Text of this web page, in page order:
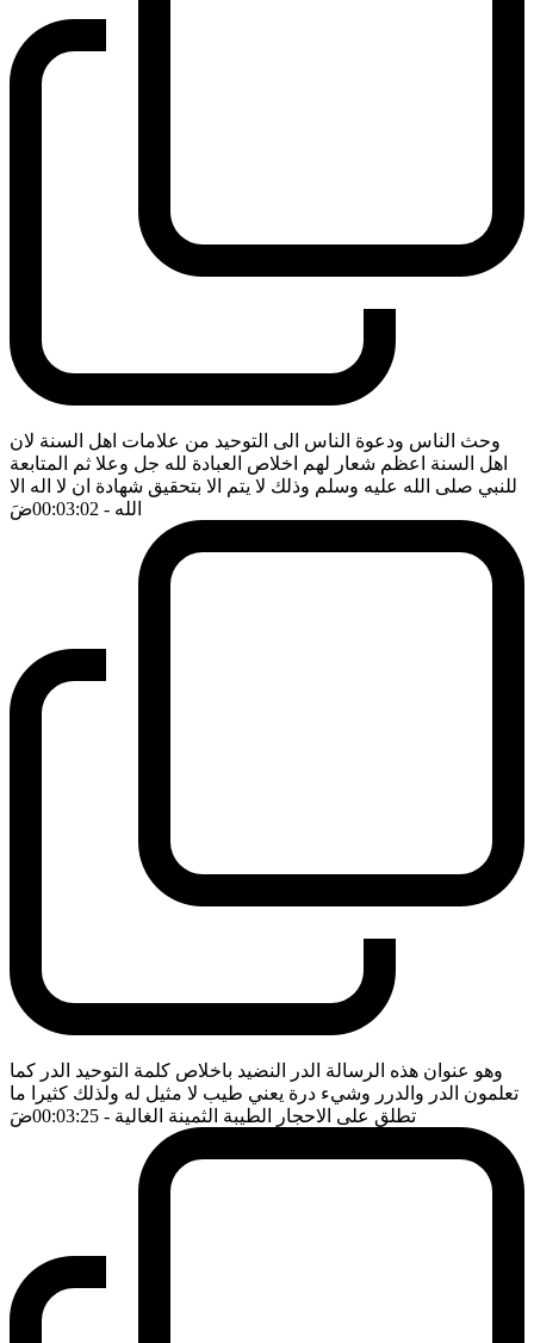
وحث الناس ودعوة الناس الى التوحيد من علامات اهل السنة لان
اهل السنة اعظم شعار لهم اخلاص العبادة لله جل وعلا ثم المتابعة
للنبي صلى الله عليه وسلم وذلك لا يتم الا بتحقيق شهادة ان لا اله الا
الله - 00:03:02 ضَ
وهو عنوان هذه الرسالة الدر النضيد باخلاص كلمة التوحيد الدر كما
تعلمون الدر والدرر وشيء درة يعني طيب لا مثيل له ولذلك كثيرا ما
تطلق على الاحجار الطيبة الثمينة الغالية - 00:03:25 ضَ